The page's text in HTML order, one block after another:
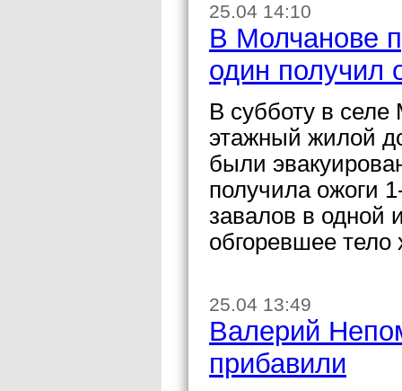
25.04 14:10
В Молчанове
один получил
В субботу в селе
этажный жилой
были
получила ожоги
завалов в одной
обгоревшее тело
25.04 13:49
Валерий
прибавили